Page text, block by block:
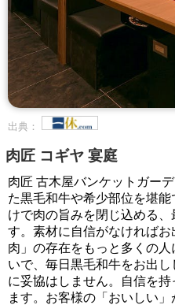
出典：
肉匠 コギヤ 宴庭
肉匠 古木屋バンケットガー
た黒毛和牛や希少部位を堪
けで肉の旨みを閉じ込める
す。素材に自信がなければ
肉」の存在をもっと多くの
いで、毎日黒毛和牛をお出
に妥協はしません。自信を
ます。お客様の「おいしい」